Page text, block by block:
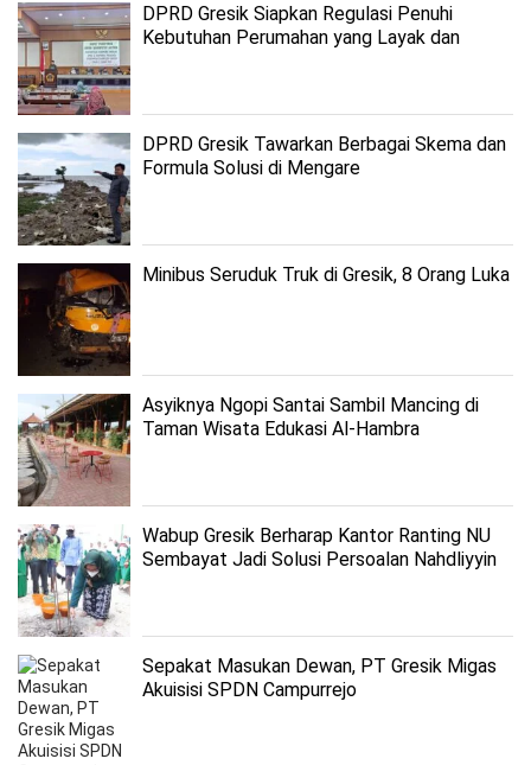
DPRD Gresik Siapkan Regulasi Penuhi
Kebutuhan Perumahan yang Layak dan
DPRD Gresik Tawarkan Berbagai Skema dan
Formula Solusi di Mengare
Minibus Seruduk Truk di Gresik, 8 Orang Luka
Asyiknya Ngopi Santai Sambil Mancing di
Taman Wisata Edukasi Al-Hambra
Wabup Gresik Berharap Kantor Ranting NU
Sembayat Jadi Solusi Persoalan Nahdliyyin
Sepakat Masukan Dewan, PT Gresik Migas
Akuisisi SPDN Campurrejo